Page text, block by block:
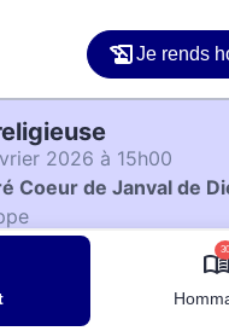
30
Je rends
2026 à 15h00
Coeur de Janval de
Je rends